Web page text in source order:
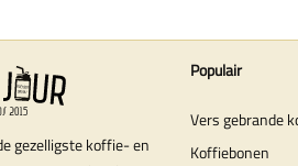
gezelligste koffie- en
Populair
Vers gebrande
Koffiebonen